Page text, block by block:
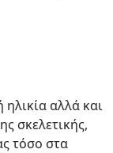
αλλά και
σκελετικής,
τόσο στα